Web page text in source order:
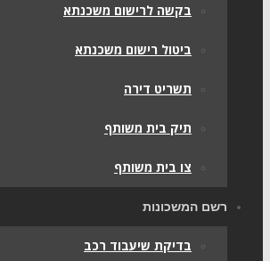
בקשה לרישום משכנתא
ביטול רישום משכנתא
תשריט דירה
תיק בית משותף
צו בית משותף
רשם המשכונות
בדיקת שיעבוד רכב